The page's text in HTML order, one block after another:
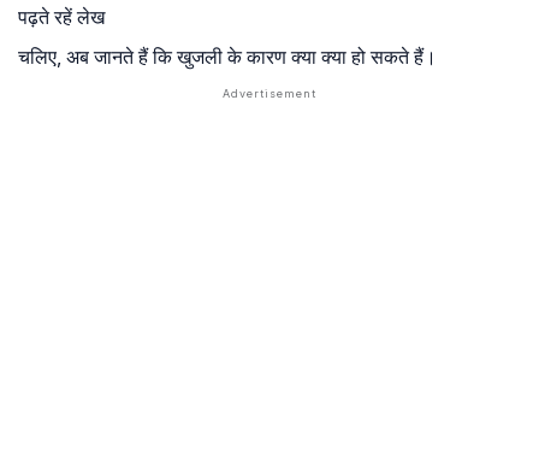
पढ़ते रहें लेख
चलिए, अब जानते हैं कि खुजली के कारण क्या क्या हो सकते हैं।